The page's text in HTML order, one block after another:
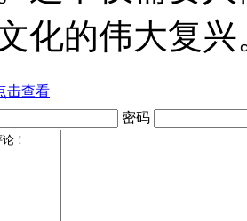
化的伟大复兴
击查看
密码